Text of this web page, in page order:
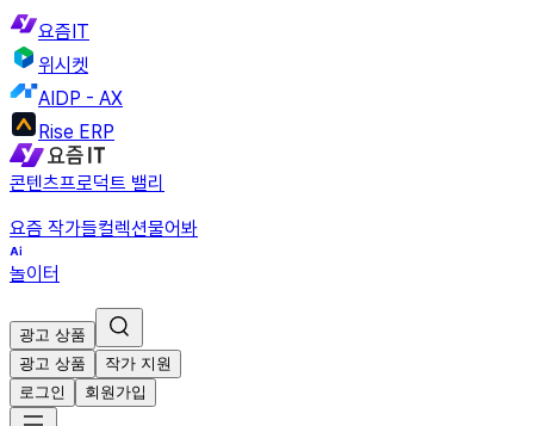
요즘IT
위시켓
AIDP - AX
Rise ERP
콘텐츠프로덕트 밸리
요즘 작가들컬렉션물어봐
놀이터
광고 상품
광고 상품
작가 지원
로그인
회원가입